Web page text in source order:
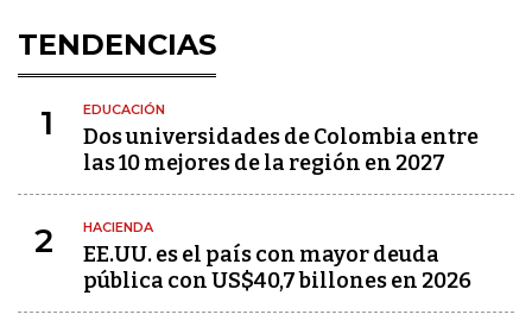
TENDENCIAS
1 EDUCACIÓN
Dos universidades de Colombia entre
las 10 mejores de la región en 2027
2 HACIENDA
EE.UU. es el país con mayor deuda
pública con US$40,7 billones en 2026